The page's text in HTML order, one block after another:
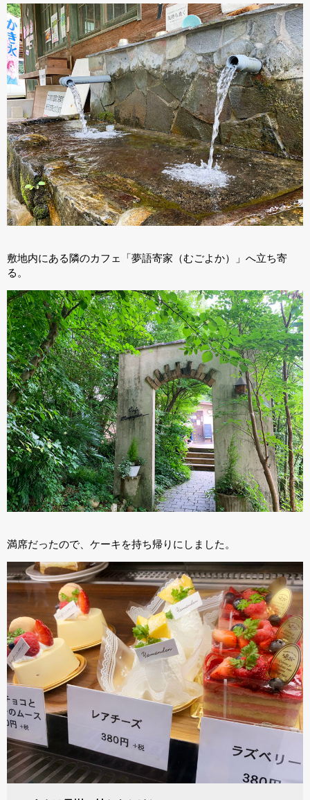
敷地内にある隣のカフェ「夢語寄家（むごよか）」へ立ち寄
る。
満席だったので、ケーキを持ち帰りにしました。